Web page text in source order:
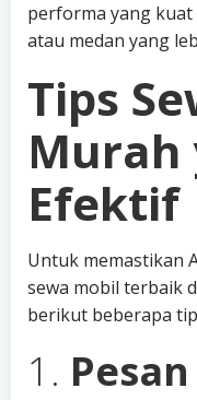
performa yang
atau medan yang
Tips
Murah
Efektif
Untuk memastikan
sewa mobil terbaik
berikut beberapa
1.